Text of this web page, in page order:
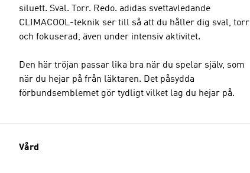
siluett. Sval. Torr. Redo. adidas svettavledande
CLIMACOOL-teknik ser till så att du håller dig sval, torr
och fokuserad, även under intensiv aktivitet.
Den här tröjan passar lika bra när du spelar själv, som
när du hejar på från läktaren. Det påsydda
förbundsemblemet gör tydligt vilket lag du hejar på.
Vård